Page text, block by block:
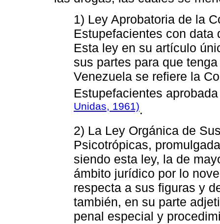
1) Ley Aprobatoria de la
Estupefacientes con data
Esta ley en su artículo
sus partes para que
Venezuela se refiere la
Estupefacientes
Unidas, 1961).
2) La Ley Orgánica de
Psicotrópicas,
siendo esta ley, la de
ámbito jurídico por lo
respecta a sus figuras y
también, en su parte
penal especial y